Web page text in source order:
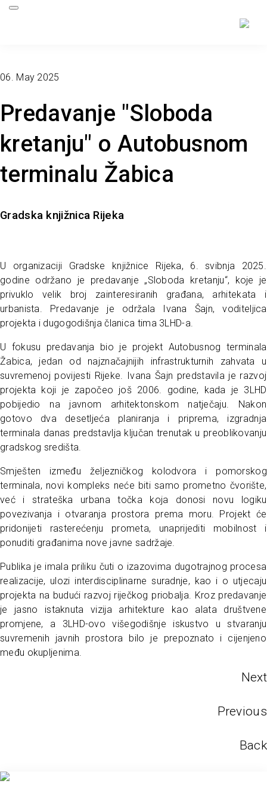
Predavanje "Sloboda
kretanju" o Autobusnom
terminalu Žabica
Gradska knjižnica Rijeka
06. May 2025
U organizaciji Gradske knjižnice Rijeka, 6. svibnja 2025.
godine održano je predavanje „Sloboda kretanju“, koje je
privuklo velik broj zainteresiranih građana, arhitekata i
urbanista. Predavanje je održala Ivana Šajn, voditeljica
projekta i dugogodišnja članica tima 3LHD-a.
U fokusu predavanja bio je projekt Autobusnog terminala
Žabica, jedan od najznačajnijih infrastrukturnih zahvata u
suvremenoj povijesti Rijeke. Ivana Šajn predstavila je razvoj
projekta koji je započeo još 2006. godine, kada je 3LHD
pobijedio na javnom arhitektonskom natječaju. Nakon
gotovo dva desetljeća planiranja i priprema, izgradnja
terminala danas predstavlja ključan trenutak u preoblikovanju
gradskog središta.
Smješten između željezničkog kolodvora i pomorskog
terminala, novi kompleks neće biti samo prometno čvorište,
već i strateška urbana točka koja donosi novu logiku
povezivanja i otvaranja prostora prema moru. Projekt će
pridonijeti rasterećenju prometa, unaprijediti mobilnost i
ponuditi građanima nove javne sadržaje.
Publika je imala priliku čuti o izazovima dugotrajnog procesa
realizacije, ulozi interdisciplinarne suradnje, kao i o utjecaju
projekta na budući razvoj riječkog priobalja. Kroz predavanje
je jasno istaknuta vizija arhitekture kao alata društvene
promjene, a 3LHD-ovo višegodišnje iskustvo u stvaranju
suvremenih javnih prostora bilo je prepoznato i cijenjeno
među okupljenima.
Next
Previous
Back